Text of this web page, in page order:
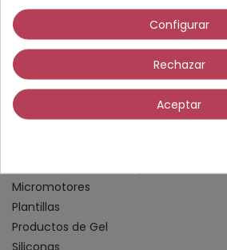
Moleskines
Tubofoam
Fisioterapia
Fresas
Higiene y Desinfección
Micromotores
Plantillas
Productos de Gel
Configurar
Rechazar
Aceptar